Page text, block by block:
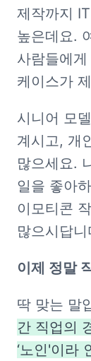
제작까지
높은데요.
사람들에
케이스가
시니어 모
계시고, 개
많으세요.
일을 좋아
이모티콘
많으시답니
이제 정말
딱 맞는 말
간 직업의
‘노인'이라